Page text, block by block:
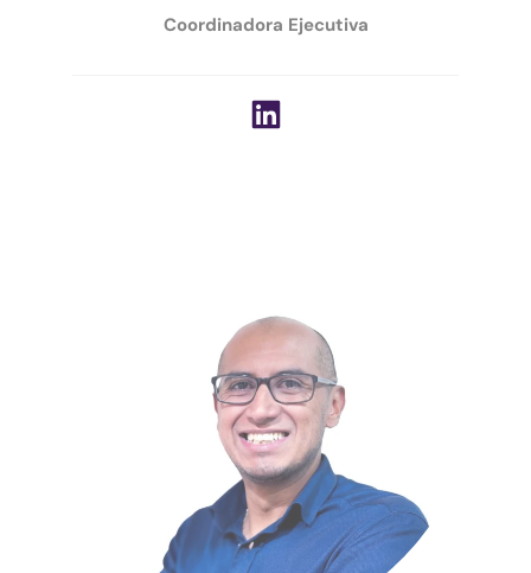
Coordinadora Ejecutiva